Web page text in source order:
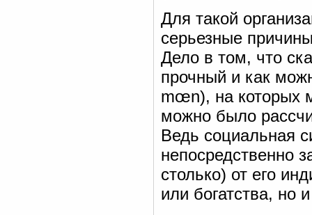
Для такой
серьезные
Дело в том, что
прочный и как
mœn), на которых
можно было
Ведь социальная
непосредственно
столько) от его
или богатства, но